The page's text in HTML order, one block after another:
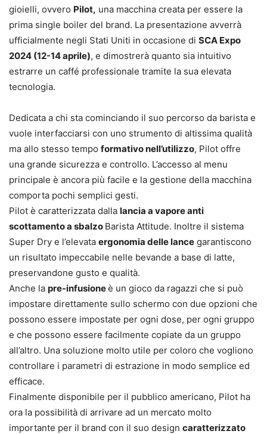
gioielli, ovvero Pilot, una macchina creata per essere la
prima single boiler del brand. La presentazione avverrà
ufficialmente negli Stati Uniti in occasione di SCA Expo
2024 (12-14 aprile), e dimostrerà quanto sia intuitivo
estrarre un caffé professionale tramite la sua elevata
tecnologia.
Dedicata a chi sta cominciando il suo percorso da barista e
vuole interfacciarsi con uno strumento di altissima qualità
ma allo stesso tempo formativo nell’utilizzo, Pilot offre
una grande sicurezza e controllo. L’accesso al menu
principale è ancora più facile e la gestione della macchina
comporta pochi semplici gesti.
Pilot è caratterizzata dalla lancia a vapore anti
scottamento a sbalzo Barista Attitude. Inoltre il sistema
Super Dry e l’elevata ergonomia delle lance garantiscono
un risultato impeccabile nelle bevande a base di latte,
preservandone gusto e qualità.
Anche la pre-infusioneè un gioco da ragazzi che si può
impostare direttamente sullo schermo con due opzioni che
possono essere impostate per ogni dose, per ogni gruppo
e che possono essere facilmente copiate da un gruppo
all’altro. Una soluzione molto utile per coloro che vogliono
controllare i parametri di estrazione in modo semplice ed
efficace.
Finalmente disponibile per il pubblico americano, Pilot ha
ora la possibilità di arrivare ad un mercato molto
importante per il brand con il suo design caratterizzato